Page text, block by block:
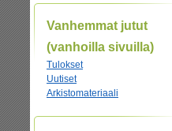
Vanhemmat jutut
(vanhoilla sivuilla)
Tulokset
Uutiset
Arkistomateriaali